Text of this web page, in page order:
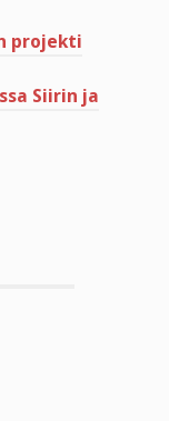
projekti
Siirin ja